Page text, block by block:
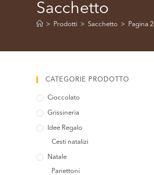
Sacchetto
> Prodotti > Sacchetto > Pagina 2
CATEGORIE PRODOTTO
Cioccolato
Grissineria
Idee Regalo
Cesti natalizi
Natale
Panettoni